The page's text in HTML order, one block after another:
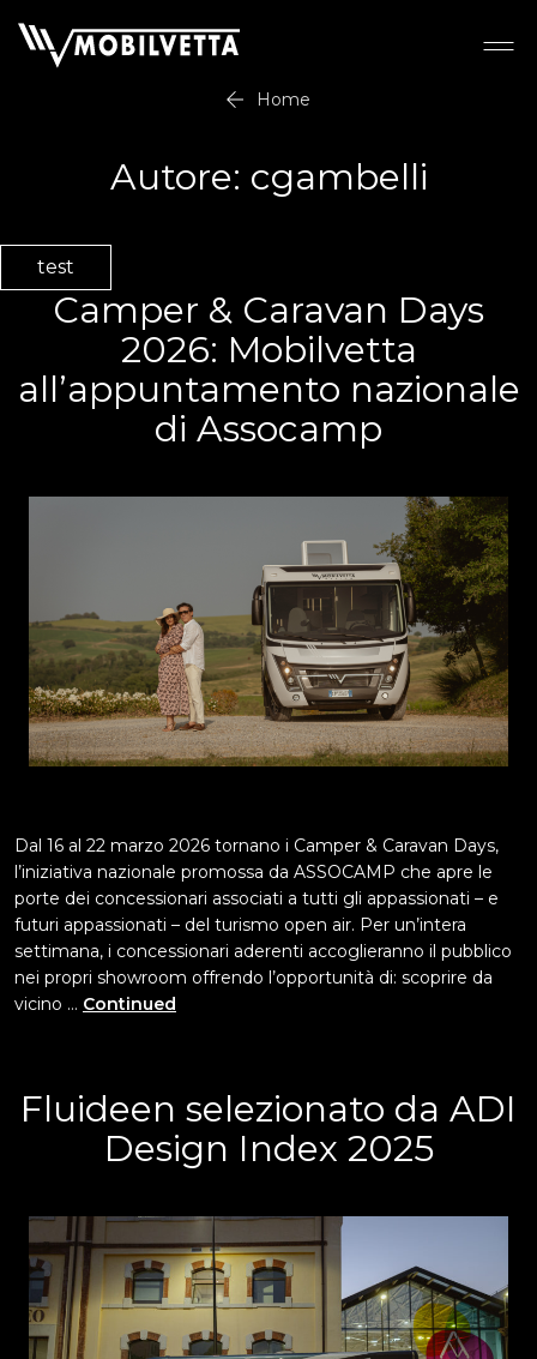
Home
Autore: cgambelli
test
Camper & Caravan Days
2026: Mobilvetta
all’appuntamento nazionale
di Assocamp
Dal 16 al 22 marzo 2026 tornano i Camper & Caravan Days,
l’iniziativa nazionale promossa da ASSOCAMP che apre le
porte dei concessionari associati a tutti gli appassionati – e
futuri appassionati – del turismo open air. Per un’intera
settimana, i concessionari aderenti accoglieranno il pubblico
nei propri showroom offrendo l’opportunità di: scoprire da
vicino … Continued
Fluideen selezionato da ADI
Design Index 2025